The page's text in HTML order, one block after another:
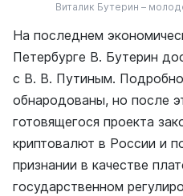
Виталик Бутерин –
На последнем
Петербурге В. Бутерин
с В. В. Путиным.
обнародованы, но после
готовящегося проекта
криптовалют в России и
признании в качестве
государственном